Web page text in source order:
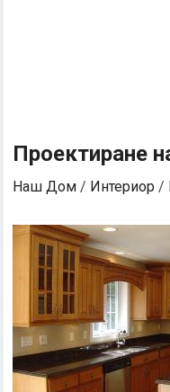
Проектиране
Наш Дом / Интериор /